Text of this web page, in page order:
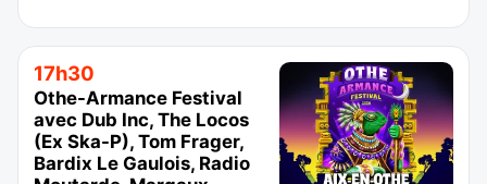
17h30
Othe-Armance Festival
avec Dub Inc, The Locos
(Ex Ska-P), Tom Frager,
Bardix Le Gaulois, Radio